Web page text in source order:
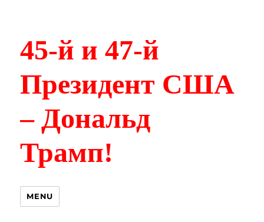
45-й и 47-й
Президент США
– Дональд
Трамп!
MENU